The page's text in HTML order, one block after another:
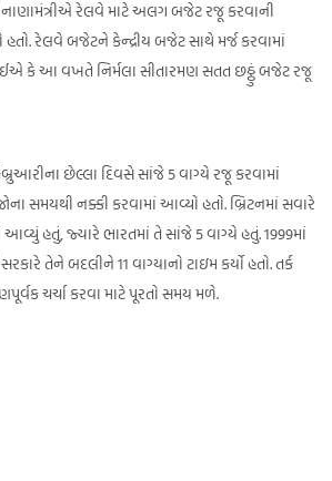
રેલવે માટે અલગ બજેટ રજૂ કરવાની
રેલવે બજેટને કેન્દ્રીય બજેટ સાથે મર્જ કરવામાં
કે આ વખતે નિર્મલા સીતારમણ સતત છઠ્ઠું બજેટ રજૂ
છેલ્લા દિવસે સાંજે 5 વાગ્યે રજૂ કરવામાં
સમયથી નક્કી કરવામાં આવ્યો હતો. બ્રિટનમાં સવારે
હતું, જ્યારે ભારતમાં તે સાંજે 5 વાગ્યે હતું. 1999માં
તેને બદલીને 11 વાગ્યાનો ટાઇમ કર્યો હતો. તર્ક
ચર્ચા કરવા માટે પૂરતો સમય મળે.